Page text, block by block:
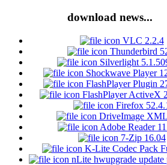
download news...
VLC 2.2.4
Thunderbird
Silverlight
Shockwave Player
FlashPlayer Plugin
FlashPlayer ActiveX
Firefox
DriveImage
Adobe Reader
7-Zip 16.04
K-Lite Codec Pack
nLite hwupgrade update